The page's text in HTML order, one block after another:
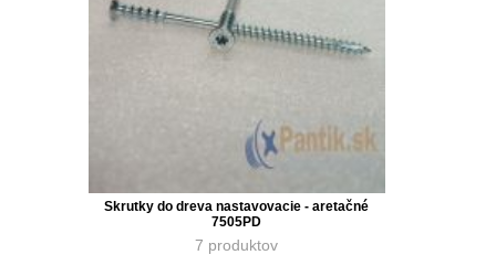
Skrutky do dreva nastavovacie - aretačné
7505PD
7 produktov